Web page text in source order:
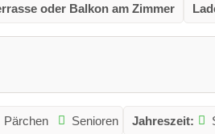
oder Balkon am Zimmer
Pärchen Senioren Jahreszeit: